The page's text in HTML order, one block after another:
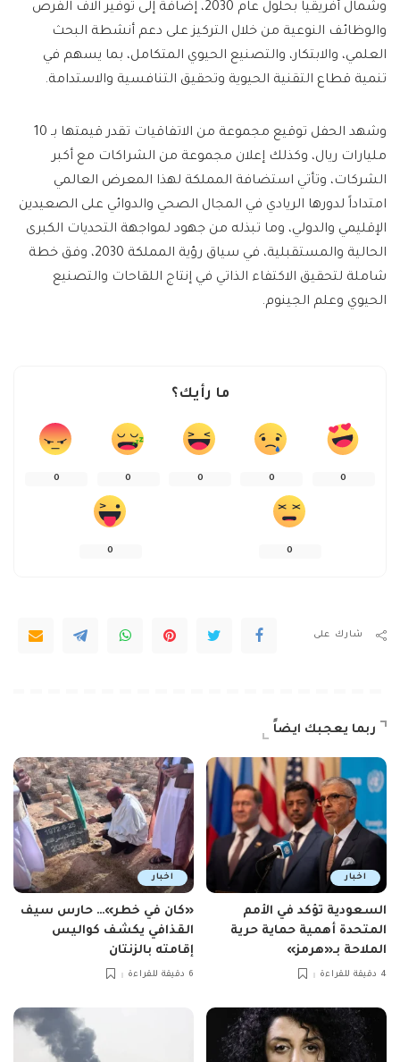
وشمال أفريقيا بحلول عام 2030، إضافة إلى توفير آلاف الفرص
والوظائف النوعية من خلال التركيز على دعم أنشطة البحث
العلمي، والابتكار، والتصنيع الحيوي المتكامل، بما يسهم في
تنمية قطاع التقنية الحيوية وتحقيق التنافسية والاستدامة.
وشهد الحفل توقيع مجموعة من الاتفاقيات تقدر قيمتها بـ 10
مليارات ريال، وكذلك إعلان مجموعة من الشراكات مع أكبر
الشركات، وتأتي استضافة المملكة لهذا المعرض العالمي
امتداداً لدورها الريادي في المجال الصحي والدوائي على الصعيدين
الإقليمي والدولي، وما تبذله من جهود لمواجهة التحديات الكبرى
الحالية والمستقبلية، في سياق رؤية المملكة 2030، وفق خطة
شاملة لتحقيق الاكتفاء الذاتي في إنتاج اللقاحات والتصنيع
الحيوي وعلم الجينوم.
ما رأيك؟
0
0
0
0
0
0
0
شارك على
ربما يعجبك ايضاً
اخبار
السعودية تؤكد في الأمم
المتحدة أهمية حماية حرية
الملاحة بـ«هرمز»
4 دقيقة للقراءة
اخبار
«كان في خطر»… حارس سيف
القذافي يكشف كواليس
إقامته بالزنتان
6 دقيقة للقراءة